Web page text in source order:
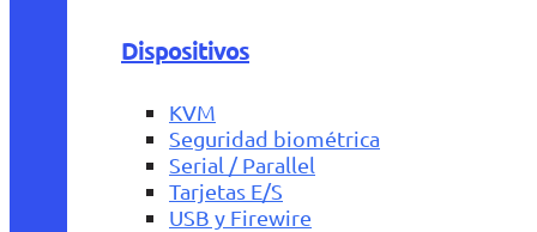
Dispositivos
KVM
Seguridad biométrica
Serial / Parallel
Tarjetas E/S
USB y Firewire